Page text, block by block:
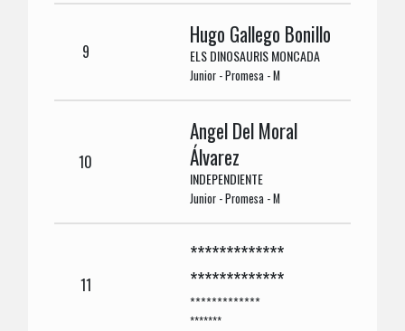
9
Hugo Gallego Bonillo
ELS DINOSAURIS MONCADA
Junior - Promesa - M
10
Angel Del Moral
Álvarez
INDEPENDIENTE
Junior - Promesa - M
11
*************
*************
*************
*******